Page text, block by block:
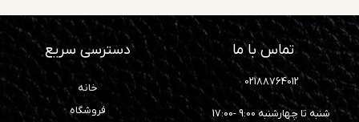
تماس با ما
02188764012
شنبه تا چهارشنبه 9:00 -17:00
دسترسی سریع
خانه
فروشگاه